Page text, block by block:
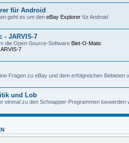
für Android
geht es um den eBay Explorer für Android
- JARVIS-7
die Open-Source-Software Biet-O-Matic
7
Fragen zu eBay und dem erfolgreichen Bebieten
und Lob
einmal zu den Schnapper-Programmen loswerden